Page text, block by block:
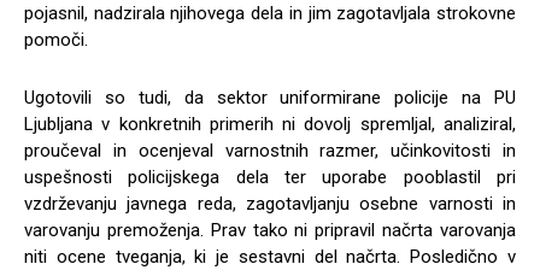
pojasnil, nadzirala njihovega dela in jim zagotavljala strokovne
pomoči.
Ugotovili so tudi, da sektor uniformirane policije na PU
Ljubljana v konkretnih primerih ni dovolj spremljal, analiziral,
proučeval in ocenjeval varnostnih razmer, učinkovitosti in
uspešnosti policijskega dela ter uporabe pooblastil pri
vzdrževanju javnega reda, zagotavljanju osebne varnosti in
varovanju premoženja. Prav tako ni pripravil načrta varovanja
niti ocene tveganja, ki je sestavni del načrta. Posledično v